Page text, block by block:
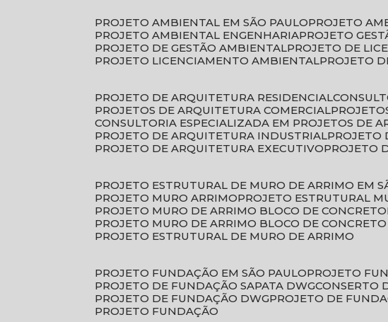
PROJETO AMBIENTAL EM SÃO PAULO
PROJETO
PROJETO AMBIENTAL ENGENHARIA
PROJETO
PROJETO DE GESTÃO AMBIENTAL
PROJETO DE
PROJETO LICENCIAMENTO AMBIENTAL
PROJETO
PROJETO DE ARQUITETURA RESIDENCIAL
PROJETOS DE ARQUITETURA COMERCIAL
CONSULTORIA ESPECIALIZADA EM PROJETOS DE
PROJETO DE ARQUITETURA INDUSTRIAL
PROJETO DE ARQUITETURA EXECUTIVO
PROJETO
PROJETO ESTRUTURAL DE MURO DE ARRIMO EM
PROJETO MURO ARRIMO
PROJETO ESTRUTURAL
PROJETO MURO DE ARRIMO BLOCO DE CONCRETO
PROJETO MURO DE ARRIMO BLOCO DE
PROJETO ESTRUTURAL DE MURO DE ARRIMO
PROJETO FUNDAÇÃO EM SÃO PAULO
PROJETO
PROJETO DE FUNDAÇÃO SAPATA DWG CONSERTO
PROJETO DE FUNDAÇÃO DWG
PROJETO DE
PROJETO FUNDAÇÃO